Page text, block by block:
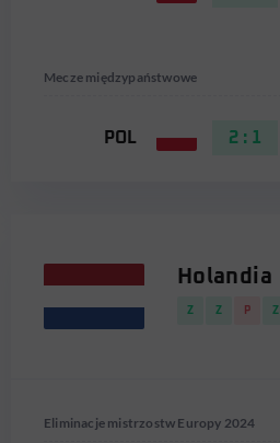
Mecze międzypaństwowe
POL 2 : 1
Holandia
Z Z P Z
Eliminacje mistrzostw Europy 2024